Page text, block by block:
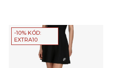
-10% KÓD:
EXTRA10